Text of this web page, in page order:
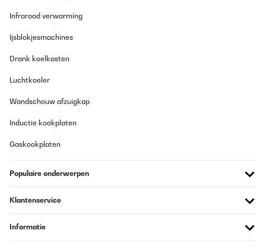
Die Pergola bestellt und paar Tage später kamen die beiden
sollte sich man ruhig Zeit nehmen und exakt nach Aufbauplan
nummeriert bzw. beschriftet, dass man sich gut zu recht findet.
machbar.Bin voll zufrieden und für den Preis sowieso
ab. Volle Kaufempfehlung!!!
Prompte Lieferung innert 3 Tagen, alle Teile vorhanden,
RIO
Infrarood verwarming
Ijsblokjesmachines
Drank koelkasten
Luchtkoeler
Wandschouw afzuigkap
Inductie kookplaten
Gaskookplaten
Populaire onderwerpen
Klantenservice
Informatie